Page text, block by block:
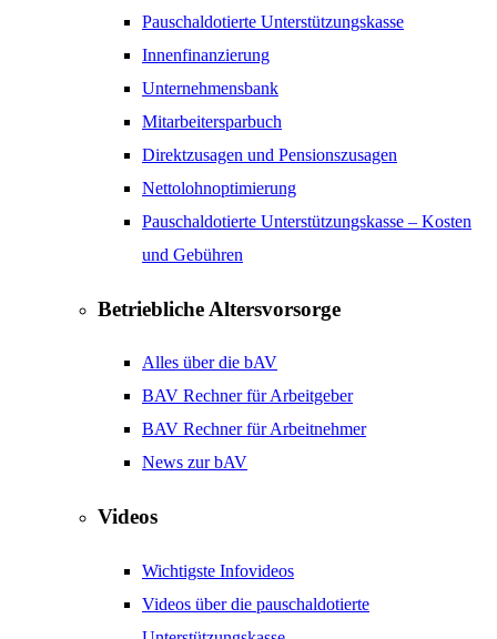
Pauschaldotierte Unterstützungskasse
Innenfinanzierung
Unternehmensbank
Mitarbeitersparbuch
Direktzusagen und Pensionszusagen
Nettolohnoptimierung
Pauschaldotierte Unterstützungskasse – Kosten
und Gebühren
Betriebliche Altersvorsorge
Alles über die bAV
BAV Rechner für Arbeitgeber
BAV Rechner für Arbeitnehmer
News zur bAV
Videos
Wichtigste Infovideos
Videos über die pauschaldotierte